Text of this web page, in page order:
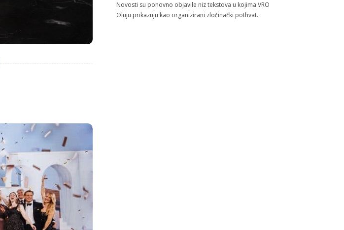
Novosti su ponovno objavile niz tekstova u kojima VRO
Oluju prikazuju kao organizirani zločinački pothvat.